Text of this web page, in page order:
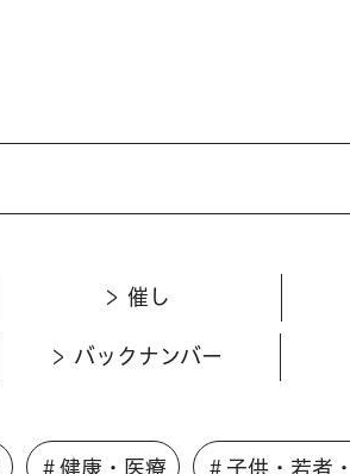
催し
バックナンバー
＃健康・医療 ＃子供・若者